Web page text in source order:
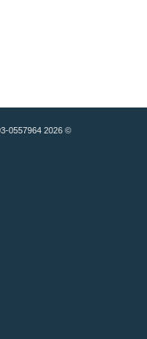
© 2026 Impact NW - 501(c)(3) Tax Identification #93-0557964 |